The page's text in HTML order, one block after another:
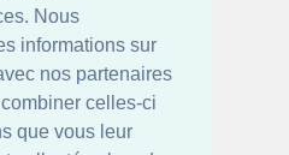
Nous
informations sur
nos partenaires
celles-ci
que vous leur